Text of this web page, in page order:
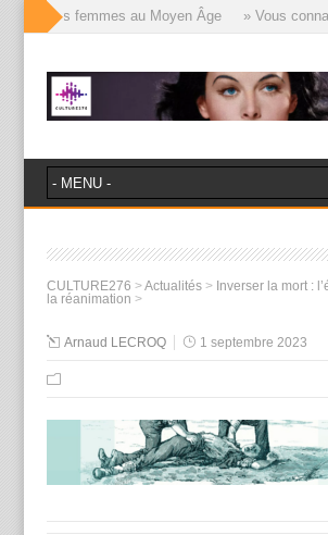
des femmes au Moyen Âge » Vous
CULTURE276 >Actualités> Inverser la mort :
la réanimation >
Arnaud LECROQ 1 septembre 2023